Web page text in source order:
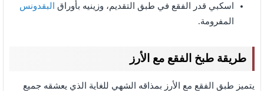
اسكبي قدر الفقع في طبق التقديم، وزينيه بأوراق
البقدونس
المفرومة.
طريقة طبخ الفقع مع الأرز
يتميز طبق الفقع مع الأرز بمذاقه الشهي للغاية الذي يعشقه جميع